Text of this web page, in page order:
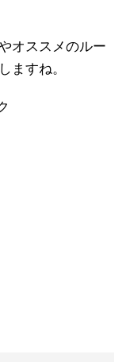
オススメのルー
ますね。